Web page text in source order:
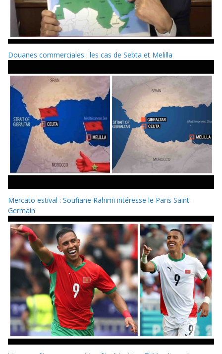
Douanes commerciales : les cas de Sebta et Melilla
Mercato estival : Soufiane Rahimi intéresse le Paris Saint-
Germain